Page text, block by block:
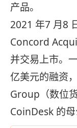
产品。
2021 年7 月8
Concord
并交易上市。
亿美元的融资
Group（数位
CoinDesk 的母